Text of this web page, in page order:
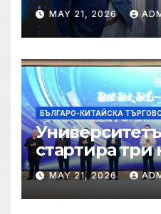
чрез
MAY 21, 2026
БЪЛГАРО-КИТАЙСКА
стартира три
за обучение
MAY 21, 2026